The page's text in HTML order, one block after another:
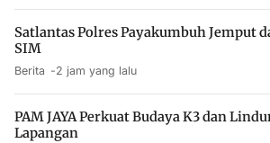
Satlantas Polres Payakumbuh Jemput
SIM
Berita 2 jam yang lalu
PAM JAYA Perkuat Budaya K3 dan
Lapangan